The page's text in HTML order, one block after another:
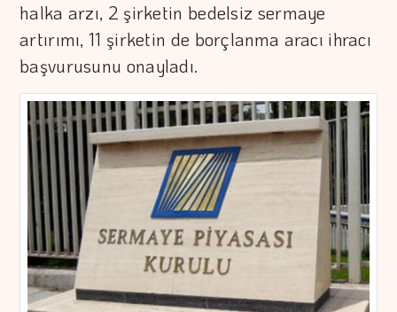
halka arzı, 2 şirketin bedelsiz sermaye
artırımı, 11 şirketin de borçlanma aracı ihracı
başvurusunu onayladı.